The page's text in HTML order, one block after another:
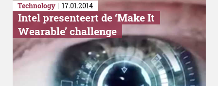
Technology 17.01.2014
Intel presenteert de ‘Make It
Wearable’ challenge